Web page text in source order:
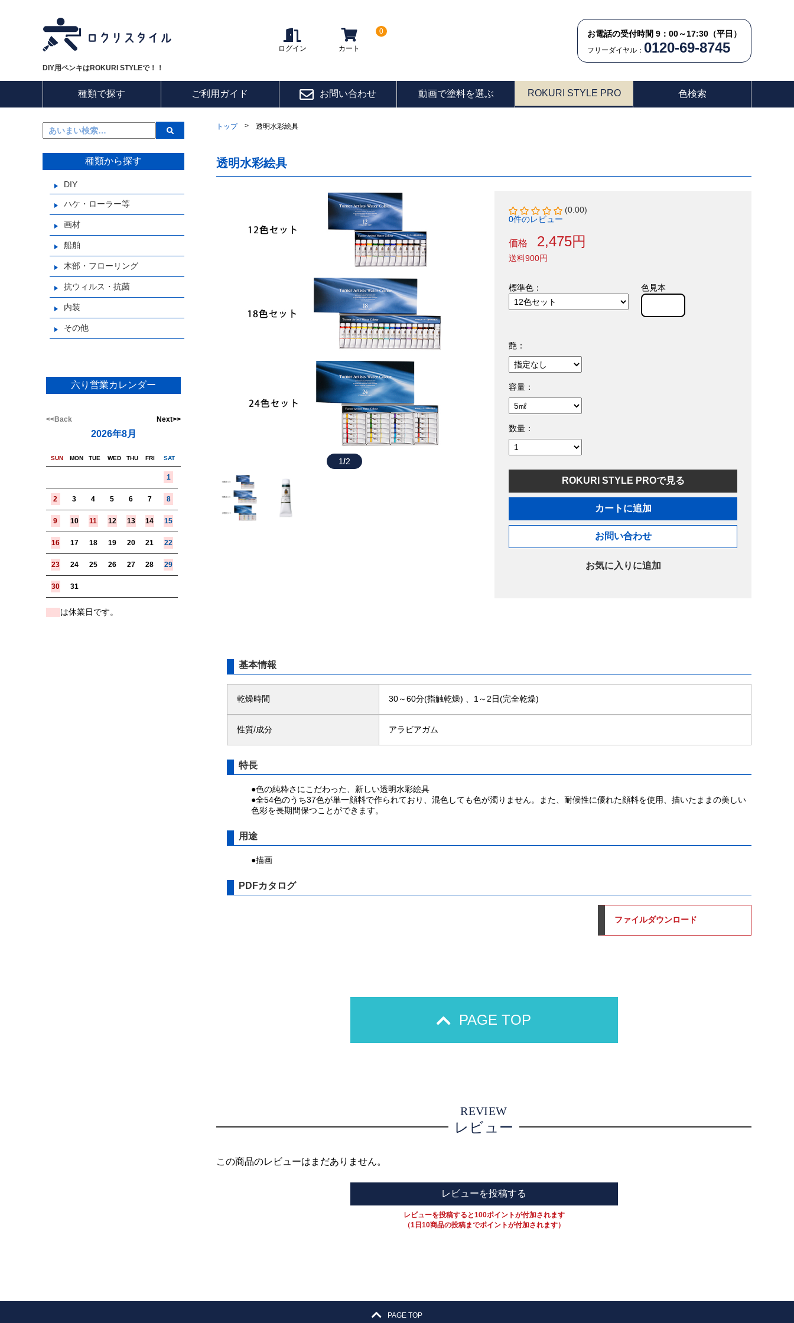
DIY用ペンキはROKURI STYLEで！！
ログイン カート
0 お電話の受付時間 9：00～17:30（平日）
フリーダイヤル： 0120-69-8745
種類で探す ご利用ガイド お問い合わせ 動画で塗料を選ぶ ROKURI STYLE PRO 色検索
種類から探す
DIY
ハケ・ローラー等
画材
船舶
木部・フローリング
抗ウィルス・抗菌
内装
その他
六り営業カレンダー
<<Back Next>>
2026年8月
SUN MON TUE WED THU FRI SAT
1
2 3 4 5 6 7 8
9 10 11 12 13 14 15
16 17 18 19 20 21 22
23 24 25 26 27 28 29
30 31
は休業日です。
トップ > 透明水彩絵具
透明水彩絵具
1/2
(0.00)
0件のレビュー
価格 2,475円
送料900円
標準色： 色見本
艶：
容量：
数量：
ROKURI STYLE PROで見る
カートに追加
お問い合わせ
お気に入りに追加
基本情報
乾燥時間 30～60分(指触乾燥) 、1～2日(完全乾燥)
性質/成分 アラビアガム
特長
●色の純粋さにこだわった、新しい透明水彩絵具
●全54色のうち37色が単一顔料で作られており、混色しても色が濁りません。また、耐候性に優れた顔料を使用、描いたままの美しい
色彩を長期間保つことができます。
用途
●描画
PDFカタログ
ファイルダウンロード
PAGE TOP
REVIEW
レビュー
この商品のレビューはまだありません。
レビューを投稿する
レビューを投稿すると100ポイントが付加されます
（1日10商品の投稿までポイントが付加されます）
PAGE TOP